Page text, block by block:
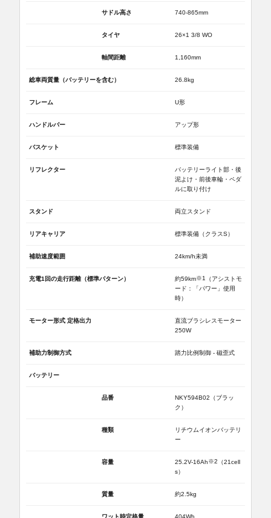
サドル高さ 740-865mm
タイヤ 26×1 3/8 WO
軸間距離 1,160mm
総車両質量（バッテリーを含む） 26.8kg
フレーム U形
ハンドルバー アップ形
バスケット 標準装備
リフレクター
バッテリーライト部・後
泥よけ・前後車輪・ペダ
ルに取り付け
スタンド 両立スタンド
リアキャリア 標準装備（クラスS）
補助速度範囲 24km/h未満
充電1回の走行距離（標準パターン） 約59km※1 （アシストモ
ード：「パワー」使用
時）
モーター形式 定格出力
直流ブラシレスモーター
250W
補助力制御方式 踏力比例制御 - 磁歪式
バッテリー
品番
NKY594B02（ブラッ
ク）
種類
リチウムイオンバッテリ
ー
容量 25.2V-16Ah※2 （21cell
s）
質量 約2.5kg
ワット時定格量 404Wh